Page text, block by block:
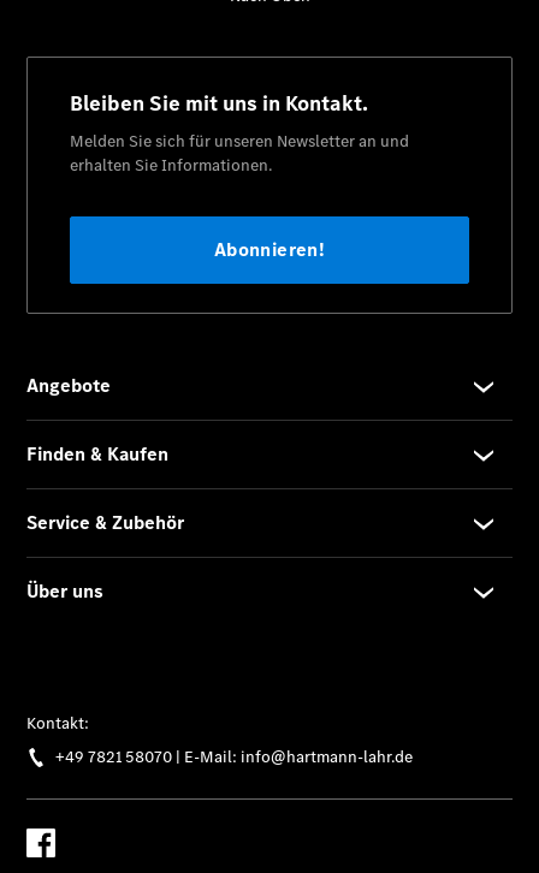
Komplettradschutz
EU-
Reifenlabel
Übersicht
Rücknahme
&
Service
Services